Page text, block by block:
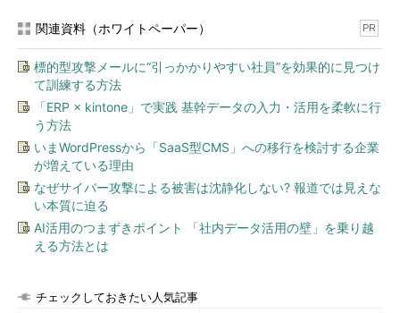
攻撃手法を学習した上で事故の可能性や事故発生時の対応を考
もに、それぞれの知識をフルに活用して思考をめぐらせます。そ
のためには、本連載でも紹介してきた通り、組織内の連携が大切
です。「対処に困ったとき、誰を呼べばいいのか？」「誰に聞け
ば糸口が見つかるのか？」を想定し、連絡先をまとめておくなど
の準備をしておきましょう。
なお、身に付けた攻撃手法を悪用することは絶対に避けてくだ
さい。攻撃手法を悪用した場合、刑法により罰せられることがあ
ります。社会人の場合は職を失うなど個人のリスクにつながるた
め意図して攻撃をしようとは思わないかもしれませんが、学生の
仮に逮捕されなかったとしても、業務上の関係者や不特定多数の
関連資料（ホワイトペーパー） PR
標的型攻撃メールに“引っかかりやすい社員”を効果的に見つけ
て訓練する方法
「ERP × kintone」で実践 基幹データの入力・活用を柔軟に行
う方法
いまWordPressから「SaaS型CMS」への移行を検討する企業
が増えている理由
なぜサイバー攻撃による被害は沈静化しない? 報道では見えな
い本質に迫る
AI活用のつまずきポイント 「社内データ活用の壁」を乗り越
える方法とは
チェックしておきたい人気記事